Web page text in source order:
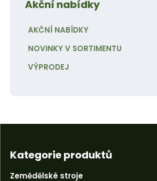
Akční nabídky
AKČNÍ NABÍDKY
NOVINKY V SORTIMENTU
VÝPRODEJ
Kategorie produktů
Zemědělské stroje